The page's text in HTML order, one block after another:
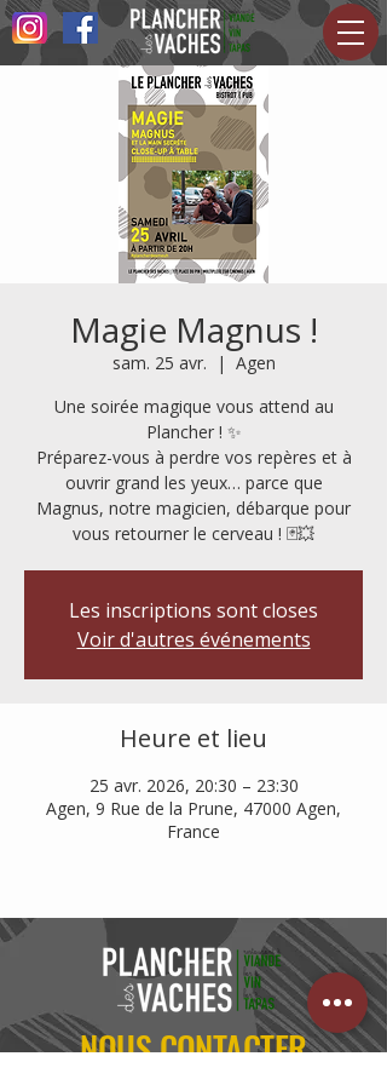
Magie Magnus !
sam. 25 avr.
  |
Agen
Une soirée magique vous attend au
Plancher ! ✨
Préparez-vous à perdre vos repères et à
ouvrir grand les yeux… parce que
Magnus, notre magicien, débarque pour
vous retourner le cerveau ! 🃏💥
Les inscriptions sont closes
Voir d'autres événements
Heure et lieu
25 avr. 2026, 20:30 – 23:30
Agen, 9 Rue de la Prune, 47000 Agen,
France
NOUS CONTACTER